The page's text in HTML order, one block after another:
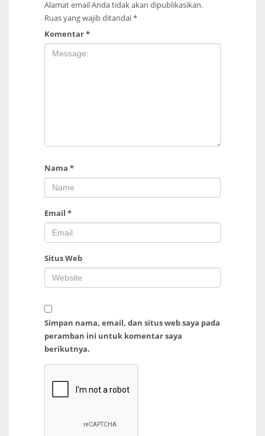
Alamat email Anda tidak akan dipublikasikan.
Ruas yang wajib ditandai*
Komentar*
Nama *
Email *
Situs Web
Simpan nama, email, dan situs web saya pada
peramban ini untuk komentar saya
berikutnya.